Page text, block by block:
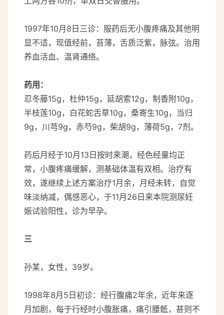
1997年10月8日三诊：服药后无小腹疼痛及其他明
显不适，现值经前，苔薄，舌质泛紫，脉弦。治用
养血活血、温肾通络。
药用：
忍冬藤15g，杜仲15g，延胡索12g，制香附10g，
半枝莲10g，白花蛇舌草10g，桑寄生10g，当归
9g，川芎9g，赤芍9g，柴胡9g，薄荷5g，7剂。
药后月经于10月13日按时来潮，经色经量均正
常，小腹疼痛缓解，测基础体温有双相。治疗有
效，遂继续上述方案治疗1月余，月经未转，自觉
味淡纳减，偶感恶心，于11月26日来本院测尿妊
娠试验阳性，诊为早孕。
三
孙某，女性，39岁。
1998年8月5日初诊：经行腹痛2年余，近年来逐
月加剧，每于行经时小腹胀痛，痛引腰骶，甚则不